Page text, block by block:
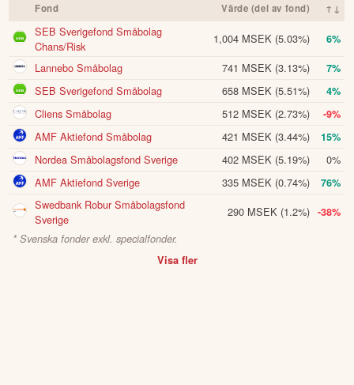
Fond Värde (del av fond) ↑↓
SEB Sverigefond Småbolag
Chans/Risk
1,004 MSEK (5.03%) 6%
Lannebo Småbolag 741 MSEK (3.13%) 7%
SEB Sverigefond Småbolag 658 MSEK (5.51%) 4%
Cliens Småbolag 512 MSEK (2.73%) -9%
AMF Aktiefond Småbolag 421 MSEK (3.44%) 15%
Nordea Småbolagsfond Sverige 402 MSEK (5.19%)
0%
AMF Aktiefond Sverige
335 MSEK (0.74%) 76%
Swedbank Robur Småbolagsfond
Sverige
290 MSEK (1.2%) -38%
* Svenska fonder exkl. specialfonder.
Visa fler